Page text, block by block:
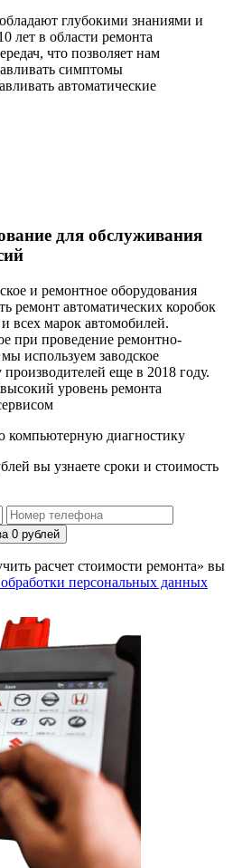
глубокими знаниями и
лет в области ремонта
что позволяет нам
симптомы
автоматические
для обслуживания
и ремонтное оборудования
ремонт автоматических коробок
всех марок автомобилей.
при проведение ремонтно-
используем заводское
еще в 2018 году.
уровень ремонта
компьютерную диагностику
вы узнаете сроки и стоимость
0 рублей
расчет стоимости ремонта» вы
персональных данных